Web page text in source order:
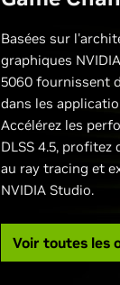
Basées sur
graphiques
5060 fournissent
dans les
Accélérez les
DLSS 4.5,
au ray tracing et
NVIDIA Studio.
Voir toutes les